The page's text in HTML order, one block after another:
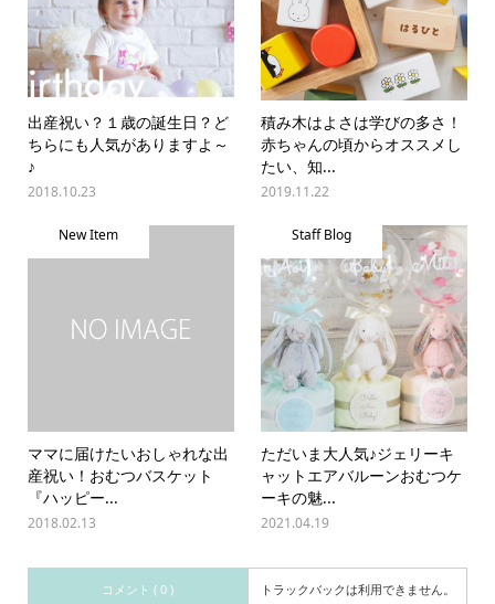
出産祝い？１歳の誕生日？ど
ちらにも人気がありますよ～
♪
2018.10.23
積み木はよさは学びの多さ！
赤ちゃんの頃からオススメし
たい、知...
2019.11.22
New Item
ママに届けたいおしゃれな出
産祝い！おむつバスケット
『ハッピー...
2018.02.13
Staff Blog
ただいま大人気♪ジェリーキ
ャットエアバルーンおむつケ
ーキの魅...
2021.04.19
コメント ( 0 ) トラックバックは利用できません。